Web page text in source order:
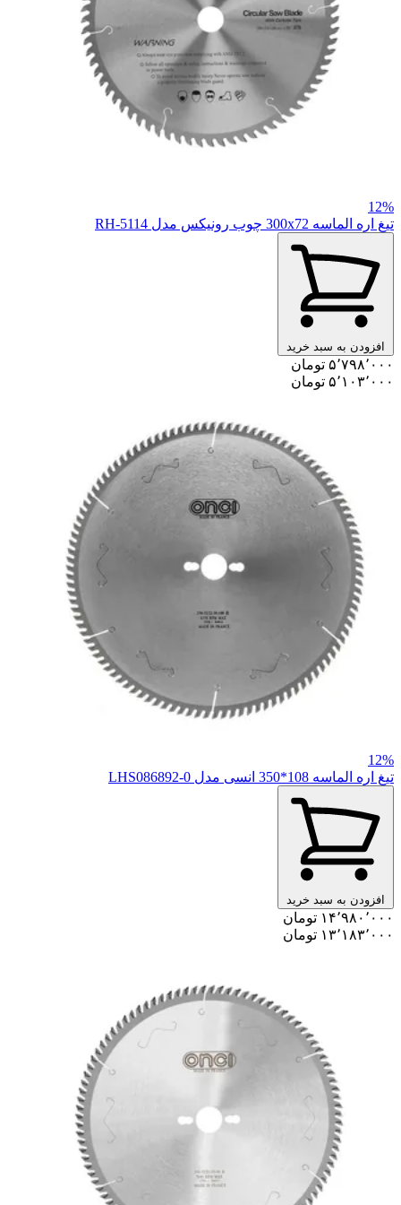
12%
تیغ اره الماسه 300x72 چوب رونیکس مدل RH-5114
افزودن به سبد خرید
۵٬۷۹۸٬۰۰۰ تومان
۵٬۱۰۳٬۰۰۰ تومان
12%
تیغ اره الماسه 108*350 انسی مدل LHS086892-0
افزودن به سبد خرید
۱۴٬۹۸۰٬۰۰۰ تومان
۱۳٬۱۸۳٬۰۰۰ تومان